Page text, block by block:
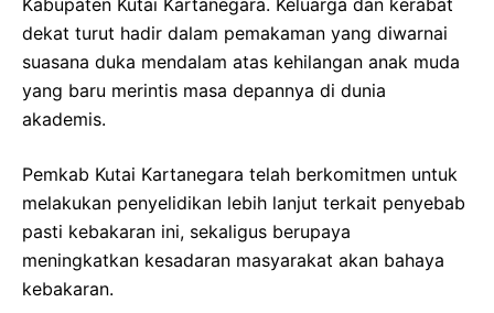
dekat turut hadir dalam pemakaman yang diwarnai
suasana duka mendalam atas kehilangan anak muda
yang baru merintis masa depannya di dunia
akademis.
Pemkab Kutai Kartanegara telah berkomitmen untuk
melakukan penyelidikan lebih lanjut terkait penyebab
pasti kebakaran ini, sekaligus berupaya
meningkatkan kesadaran masyarakat akan bahaya
kebakaran.